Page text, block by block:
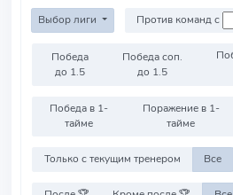
Выбор лиги Против команд с
Победа
до 1.5
Победа соп.
до 1.5
Победа в 1-
тайме
Поражение в 1-
тайме
Только с текущим тренером Все